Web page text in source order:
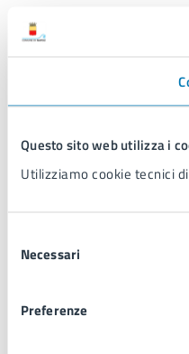
Questo sito web utilizza i
Utilizziamo cookie tecnici
delNecessari
Preferenze